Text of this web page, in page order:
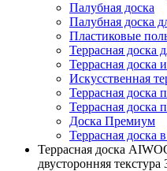
Палубная доска
Палубная доска
Пластиковые
Террасная доска
Террасная доска
Искусственная
Террасная доска
Террасная доска
Доска Премиум
Террасная доска
Террасная доска
двусторонняя